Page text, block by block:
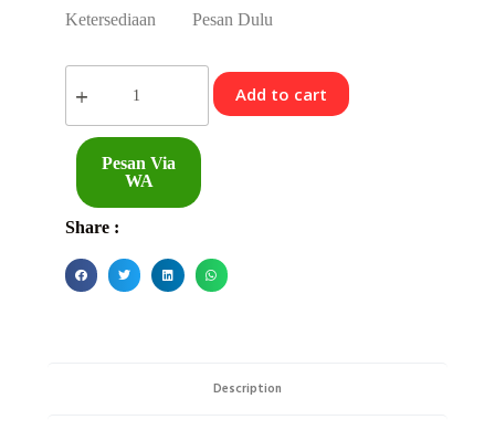
Ketersediaan
Pesan Dulu
Add to cart
Pesan Via
WA
Share :
Description